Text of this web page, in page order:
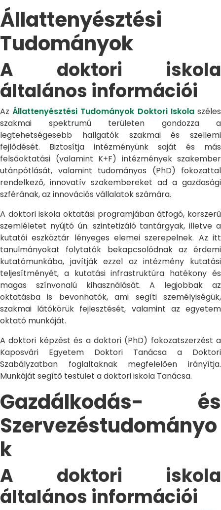
Állattenyésztési
Tudományok
A doktori iskola
általános információi
AzÁllattenyésztési Tudományok Doktori Iskolaszéles
szakmai spektrumú területen gondozza a
legtehetségesebb hallgatók szakmai és szellemi
fejlődését. Biztosítja intézményünk saját és más
felsőoktatási (valamint K+F) intézmények szakember
utánpótlását, valamint tudományos (PhD) fokozattal
rendelkező, innovatív szakembereket ad a gazdasági
szférának, az innovációs vállalatok számára.
A doktori iskola oktatási programjában átfogó, korszerű
szemléletet nyújtó ún. szintetizáló tantárgyak, illetve a
kutatói eszköztár lényeges elemei szerepelnek. Az itt
tanulmányokat folytatók bekapcsolódnak az érdemi
kutatómunkába, javítják ezzel az intézmény kutatási
teljesítményét, a kutatási infrastruktúra hatékony és
magas színvonalú kihasználását. A legjobbak az
oktatásba is bevonhatók, ami segíti személyiségük,
szakmai látókörük fejlesztését, valamint az egyetem
oktató munkáját.
A doktori képzést és a doktori (PhD) fokozatszerzést a
Kaposvári Egyetem Doktori Tanácsa a Doktori
Szabályzatban foglaltaknak megfelelően irányítja.
Munkáját segítő testület a doktori iskola Tanácsa.
Gazdálkodás- és
Szervezéstudományo
k
A doktori iskola
általános információi